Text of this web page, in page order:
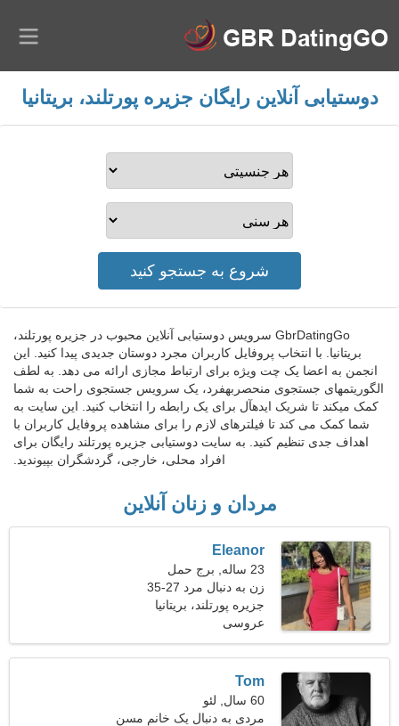
دوستیابی آنلاین رایگان جزیره پورتلند، بریتانیا
GbrDatingGo سرویس دوستیابی آنلاین محبوب در جزیره پورتلند،
بریتانیا. با انتخاب پروفایل کاربران مجرد دوستان جدیدی پیدا کنید. این
انجمن به اعضا یک چت ویژه برای ارتباط مجازی ارائه می دهد. به لطف
الگوریتمهای جستجوی منحصربهفرد، یک سرویس جستجوی راحت به شما
کمک میکند تا شریک ایدهآل برای یک رابطه را انتخاب کنید. این سایت به
شما کمک می کند تا فیلترهای لازم را برای مشاهده پروفایل کاربران با
اهداف جدی تنظیم کنید. به سایت دوستیابی جزیره پورتلند رایگان برای
افراد محلی، خارجی، گردشگران بپیوندید.
مردان و زنان آنلاین
Eleanor
23 ساله, برج حمل
زن به دنبال مرد 27-35
جزیره پورتلند، بریتانیا
عروسی
Tom
60 سال, لئو
مردی به دنبال یک خانم مسن